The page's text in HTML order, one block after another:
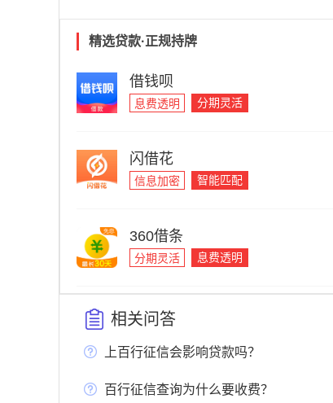
精选贷款·正规持牌
借钱呗
息费透明 分期灵活
闪借花
信息加密 智能匹配
360借条
分期灵活 息费透明
相关问答
上百行征信会影响贷款吗？
百行征信查询为什么要收费？